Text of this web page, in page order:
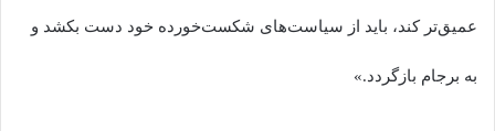
عمیق‌تر کند، باید از سیاست‌های شکست‌خورده خود دست بکشد و
به برجام بازگردد.»